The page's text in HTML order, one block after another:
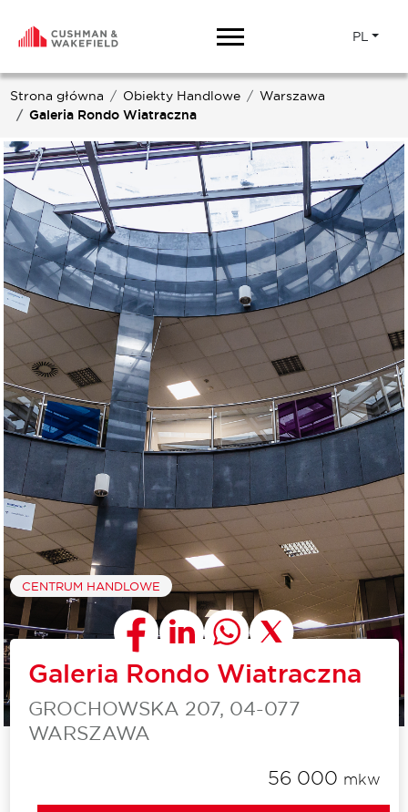
PL
Strona główna Obiekty Handlowe
Warszawa
Galeria Rondo Wiatraczna
CENTRUM HANDLOWE
Galeria Rondo Wiatraczna
GROCHOWSKA 207, 04-077
WARSZAWA
56 000 mkw